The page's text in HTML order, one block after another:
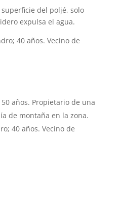
del poljé, solo
expulsa el agua.
40 años. Vecino de
50 años. Propietario de una
de montaña en la zona.
40 años. Vecino de